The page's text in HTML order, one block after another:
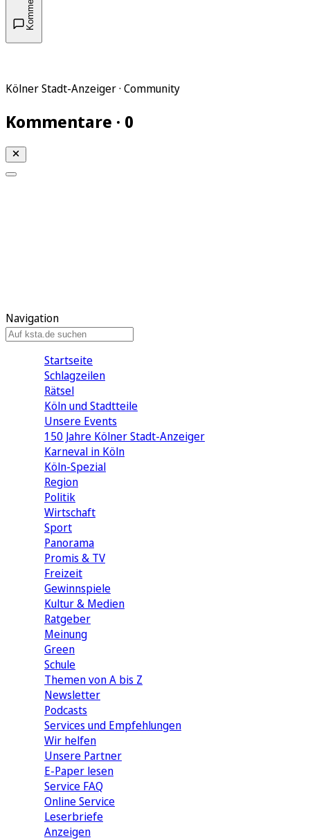
Kölner Stadt-Anzeiger · Community
Kommentare · 0
Navigation
Startseite
Schlagzeilen
Rätsel
Köln und Stadtteile
Unsere Events
150 Jahre Kölner Stadt-Anzeiger
Karneval in Köln
Köln-Spezial
Region
Politik
Wirtschaft
Sport
Panorama
Promis & TV
Freizeit
Gewinnspiele
Kultur & Medien
Ratgeber
Meinung
Green
Schule
Themen von A bis Z
Newsletter
Podcasts
Services und Empfehlungen
Wir helfen
Unsere Partner
E-Paper lesen
Service FAQ
Online Service
Leserbriefe
Anzeigen